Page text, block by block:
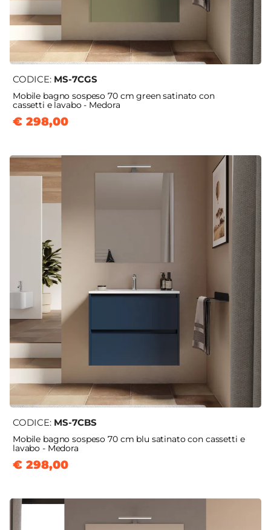
CODICE: MS-7CGS
Mobile bagno sospeso 70 cm green satinato con
cassetti e lavabo - Medora
€ 298,00
CODICE: MS-7CBS
Mobile bagno sospeso 70 cm blu satinato con cassetti e
lavabo - Medora
€ 298,00